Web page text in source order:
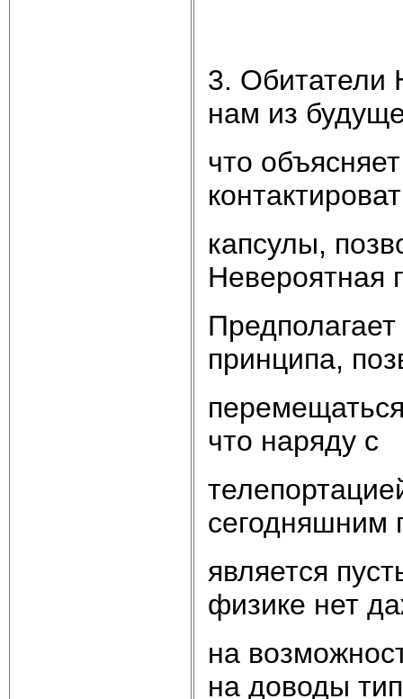
3. Обитатели
нам из
что
капсулы,
Невероятная
принципа,
что наряду с
сегодняшним
является
физике нет
на
на доводы